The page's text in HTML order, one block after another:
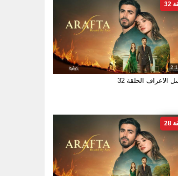
32
الاعراف الحلقة 32
28